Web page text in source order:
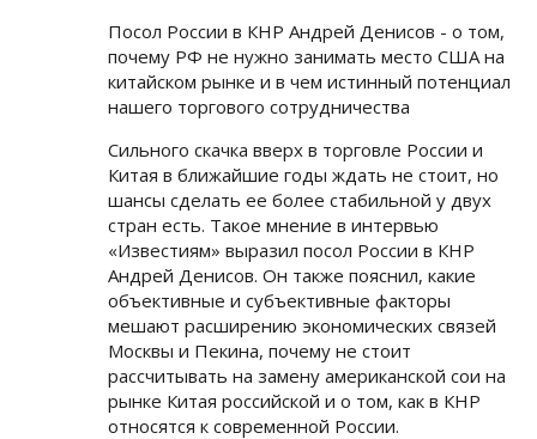
Посол России в КНР Андрей Денисов - о том,
почему РФ не нужно занимать место США на
китайском рынке и в чем истинный потенциал
нашего торгового сотрудничества
Сильного скачка вверх в торговле России и
Китая в ближайшие годы ждать не стоит, но
шансы сделать ее более стабильной у двух
стран есть. Такое мнение в интервью
«Известиям» выразил посол России в КНР
Андрей Денисов. Он также пояснил, какие
объективные и субъективные факторы
мешают расширению экономических связей
Москвы и Пекина, почему не стоит
рассчитывать на замену американской сои на
рынке Китая российской и о том, как в КНР
относятся к современной России.